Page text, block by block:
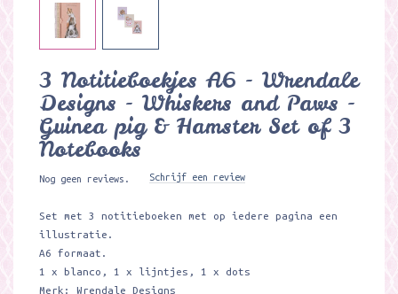
3 Notitieboekjes A6 - Wrendale
Designs - Whiskers and Paws -
Guinea pig & Hamster Set of 3
Notebooks
Nog geen reviews. Schrijf een review
Set met 3 notitieboeken met op iedere pagina een
illustratie.
A6 formaat.
1 x blanco, 1 x lijntjes, 1 x dots
Merk: Wrendale Designs